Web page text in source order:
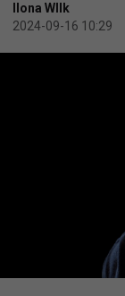
Ilona WIlk
2024-09-16 10:29